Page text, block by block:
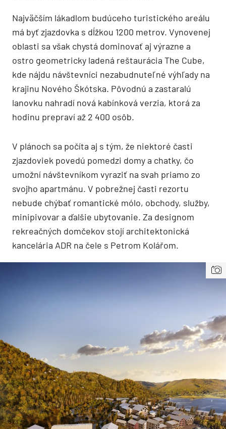
Najväčším lákadlom budúceho turistického areálu
má byť zjazdovka s dĺžkou 1200 metrov. Vynovenej
oblasti sa však chystá dominovať aj výrazne a
ostro geometricky ladená reštaurácia The Cube,
kde nájdu návštevníci nezabudnuteľné výhľady na
krajinu Nového Škótska. Pôvodnú a zastaralú
lanovku nahradí nová kabínková verzia, ktorá za
hodinu prepraví až 2 400 osôb.
V plánoch sa počíta aj s tým, že niektoré časti
zjazdoviek povedú pomedzi domy a chatky, čo
umožní návštevníkom vyraziť na svah priamo zo
svojho apartmánu. V pobrežnej časti rezortu
nebude chýbať romantické mólo, obchody, služby,
minipivovar a ďalšie ubytovanie. Za designom
rekreačných domčekov stojí architektonická
kancelária ADR na čele s Petrom Kolářom.